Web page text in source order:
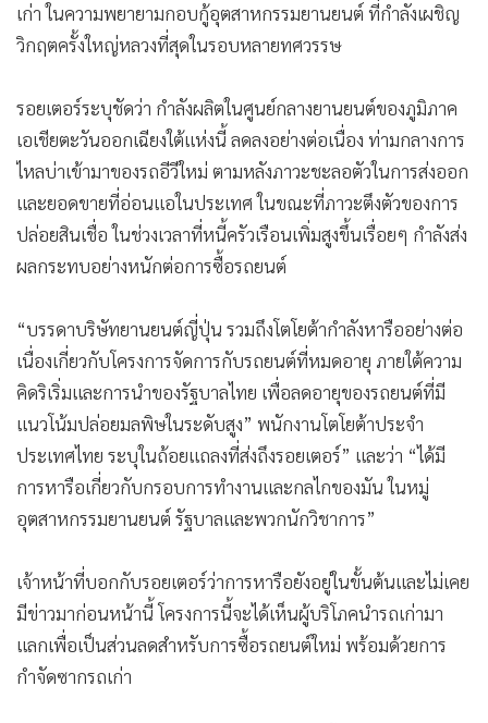
เก่า ในความพยายามกอบกู้อุตสาหกรรมยานยนต์ ที่กำลังเผชิญ
วิกฤตครั้งใหญ่หลวงที่สุดในรอบหลายทศวรรษ
รอยเตอร์ระบุชัดว่า กำลังผลิตในศูนย์กลางยานยนต์ของภูมิภาค
เอเชียตะวันออกเฉียงใต้แห่งนี้ ลดลงอย่างต่อเนื่อง ท่ามกลางการ
ไหลบ่าเข้ามาของรถอีวีใหม่ ตามหลังภาวะชะลอตัวในการส่งออก
และยอดขายที่อ่อนแอในประเทศ ในขณะที่ภาวะตึงตัวของการ
ปล่อยสินเชื่อ ในช่วงเวลาที่หนี้ครัวเรือนเพิ่มสูงขึ้นเรื่อยๆ กำลังส่ง
ผลกระทบอย่างหนักต่อการซื้อรถยนต์
“บรรดาบริษัทยานยนต์ญี่ปุ่น รวมถึงโตโยต้ากำลังหารืออย่างต่อ
เนื่องเกี่ยวกับโครงการจัดการกับรถยนต์ที่หมดอายุ ภายใต้ความ
คิดริเริ่มและการนำของรัฐบาลไทย เพื่อลดอายุของรถยนต์ที่มี
แนวโน้มปล่อยมลพิษในระดับสูง” พนักงานโตโยต้าประจำ
ประเทศไทย ระบุในถ้อยแถลงที่ส่งถึงรอยเตอร์” และว่า “ได้มี
การหารือเกี่ยวกับกรอบการทำงานและกลไกของมัน ในหมู่
อุตสาหกรรมยานยนต์ รัฐบาลและพวกนักวิชาการ”
เจ้าหน้าที่บอกกับรอยเตอร์ว่าการหารือยังอยู่ในขั้นต้นและไม่เคย
มีข่าวมาก่อนหน้านี้ โครงการนี้จะได้เห็นผู้บริโภคนำรถเก่ามา
แลกเพื่อเป็นส่วนลดสำหรับการซื้อรถยนต์ใหม่ พร้อมด้วยการ
กำจัดซากรถเก่า